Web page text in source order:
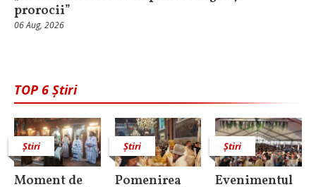
prorocii”
06 Aug, 2026
TOP 6 Știri
Știri
Moment de
Știri
Pomenirea
Știri
Evenimentul